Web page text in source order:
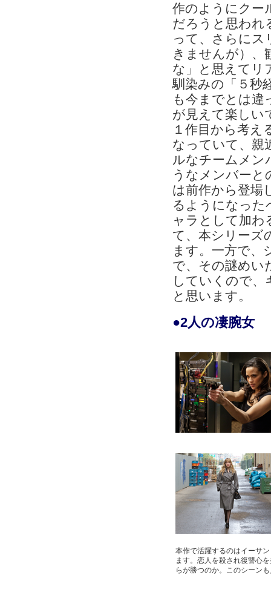
作のようにクー
だろうと思われ
って、さらにス
きませんが）、
な」と思えてリ
馴染みの「５秒
も今までとは違
が見えて楽しい
１作目から考
なっていて、親
ルなチームメン
うなメンバーと
は前作から登場
るようになった
ャラとして加わ
て、本シリーズ
ます。一方で、
で、その謎めい
していくので
と思います。
●2人の凄腕女
本作で活躍するのはイーサ
ます。恋人を殺され復讐心
らが勝つのか。このシーン